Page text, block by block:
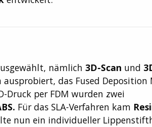
nämlich 3D-Scan und
das Fused Deposition
Druck per FDM wurden zwei
Für das SLA-Verfahren kam
nun ein individueller